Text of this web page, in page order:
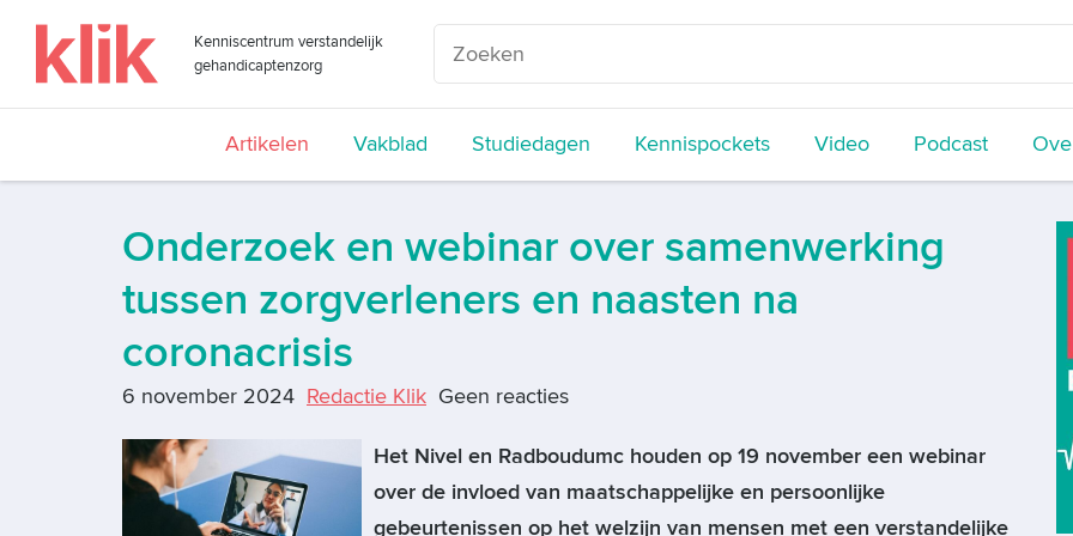
Kenniscentrum verstandelijk
gehandicaptenzorg
Artikelen Vakblad Studiedagen Kennispockets Video Podcast
Onderzoek en webinar over samenwerking
tussen zorgverleners en naasten na
coronacrisis
6 november 2024 Redactie Klik Geen reacties
Het Nivel en Radboudumc houden op 19 november een webinar
over de invloed van maatschappelijke en persoonlijke
gebeurtenissen op het welzijn van mensen met een verstandelijke